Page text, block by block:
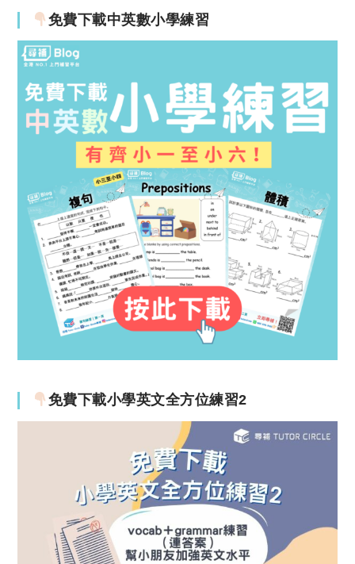
免費下載中英數小學練習
免費下載小學英文全方位練習2